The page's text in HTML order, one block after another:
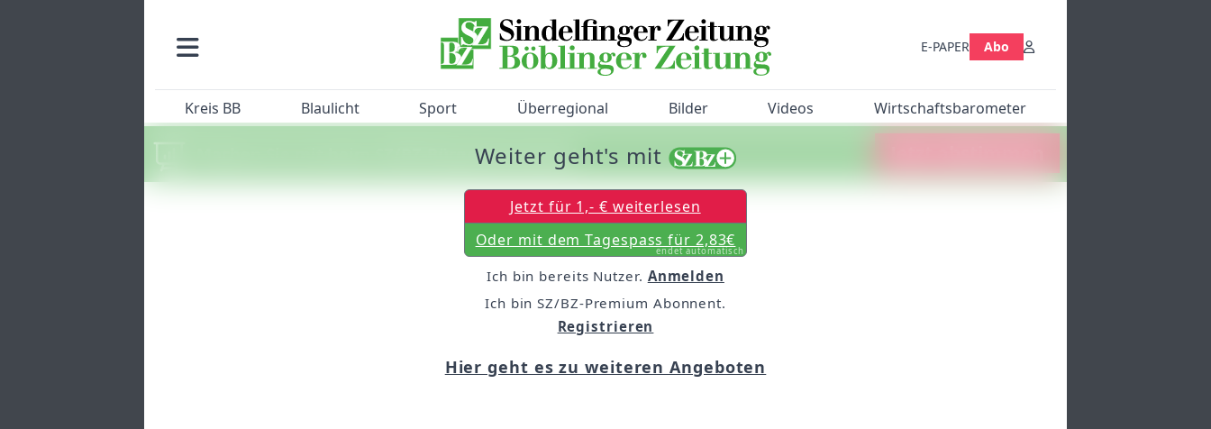
E-PAPER Abo
Kreis BB Blaulicht Sport Überregional Bilder Videos Wirtschaftsbarometer
Machen Sie mit beim SZ/BZ-Bürgerbarometer!
Weiter geht's mit
Jetzt für 1,- € weiterlesen
Oder mit dem Tagespass für 2,83€
endet automatisch
Ich bin bereits Nutzer. Anmelden
Ich bin SZ/BZ-Premium Abonnent.
Registrieren
Hier geht es zu weiteren Angeboten